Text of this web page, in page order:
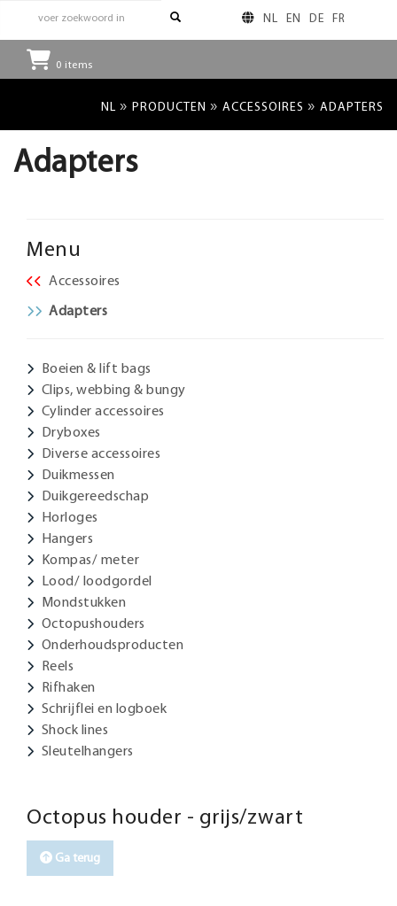
NL EN DE FR
0 items
NL » PRODUCTEN » ACCESSOIRES » ADAPTERS
Adapters
Menu
Accessoires
Adapters
Boeien & lift bags
Clips, webbing & bungy
Cylinder accessoires
Dryboxes
Diverse accessoires
Duikmessen
Duikgereedschap
Horloges
Hangers
Kompas/ meter
Lood/ loodgordel
Mondstukken
Octopushouders
Onderhoudsproducten
Reels
Rifhaken
Schrijflei en logboek
Shock lines
Sleutelhangers
Octopus houder - grijs/zwart
Ga terug